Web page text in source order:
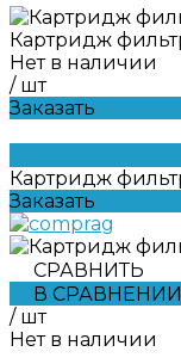
Картридж
Нет в наличии
/ шт
Заказать
Картридж
Заказать
СРАВНИТЬ
В СРАВНЕНИИ
/ шт
Нет в наличии